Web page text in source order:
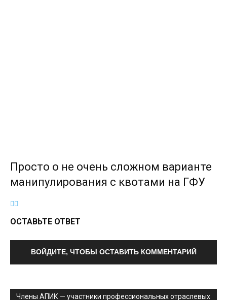
Просто о не очень сложном варианте
манипулирования с квотами на ГФУ
ОСТАВЬТЕ ОТВЕТ
ВОЙДИТЕ, ЧТОБЫ ОСТАВИТЬ КОММЕНТАРИЙ
Члены АПИК — участники профессиональных отраслевых